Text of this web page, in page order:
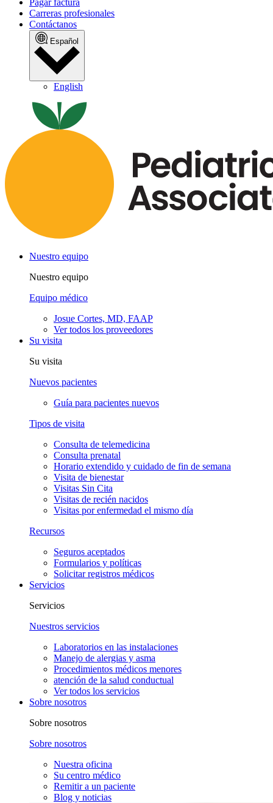
Pagar factura
Carreras profesionales
Contáctanos
Español
English
Nuestro equipo
Nuestro equipo
Equipo médico
Josue Cortes, MD, FAAP
Ver todos los proveedores
Su visita
Su visita
Nuevos pacientes
Guía para pacientes nuevos
Tipos de visita
Consulta de telemedicina
Consulta prenatal
Horario extendido y cuidado de fin de semana
Visita de bienestar
Visitas Sin Cita
Visitas de recién nacidos
Visitas por enfermedad el mismo día
Recursos
Seguros aceptados
Formularios y políticas
Solicitar registros médicos
Servicios
Servicios
Nuestros servicios
Laboratorios en las instalaciones
Manejo de alergias y asma
Procedimientos médicos menores
atención de la salud conductual
Ver todos los servicios
Sobre nosotros
Sobre nosotros
Sobre nosotros
Nuestra oficina
Su centro médico
Remitir a un paciente
Blog y noticias